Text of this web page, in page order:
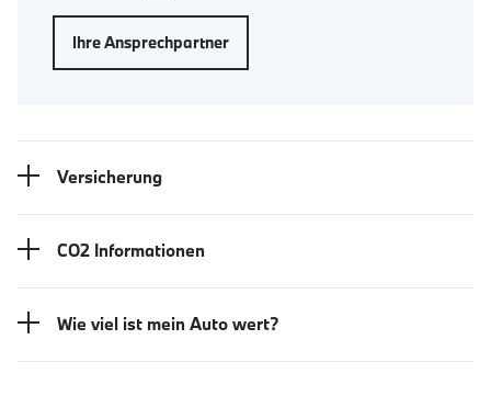
Ihre Ansprechpartner
Versicherung
CO2 Informationen
Wie viel ist mein Auto wert?